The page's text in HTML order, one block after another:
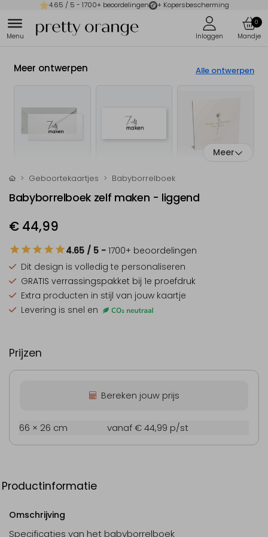
4.65 / 5 - 1700+ beoordelingen + Kopersbescherming
0
Meer ontwerpen Alle ontwerpen
Meer
Geboortekaartjes Babyborrelboek
Babyborrelboek zelf maken - liggend
€ 44,99
4.65 / 5 - 1700+ beoordelingen
Dit design is volledig te personaliseren
GRATIS verrassingspakket bij 1e proefdruk
Extra producten in stijl van jouw kaartje
Levering is snel en
Prijzen
Bereken jouw prijs
66 × 26 cm vanaf € 44,99 p/st
Productinformatie
Omschrijving
Specificaties van het babyborrelboek